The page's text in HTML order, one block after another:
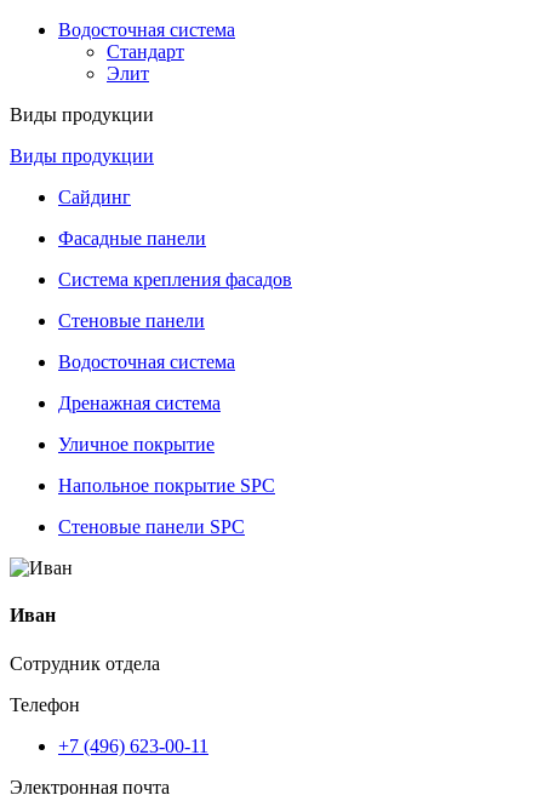
Водосточная система
Стандарт
Элит
Виды продукции
Виды продукции
Сайдинг
Фасадные панели
Система крепления фасадов
Стеновые панели
Водосточная система
Дренажная система
Уличное покрытие
Напольное покрытие SPC
Стеновые панели SPC
Иван
Сотрудник отдела
Телефон
+7 (496) 623-00-11
Электронная почта